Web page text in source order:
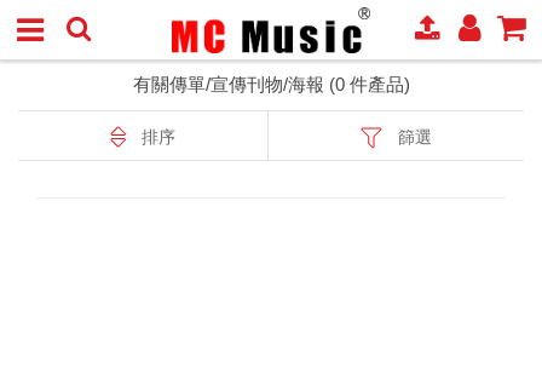
有關傳單/宣傳刊物/海報 (0 件產品)
排序 篩選